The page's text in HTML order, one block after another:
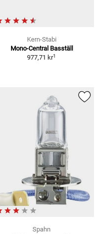
Kern-Stabi
Mono-Central Basställ
977,71 kr1
Spahn